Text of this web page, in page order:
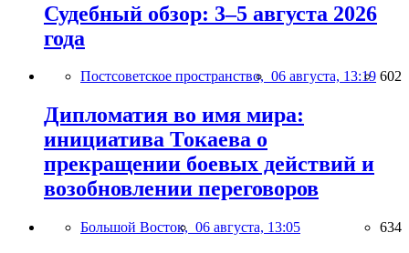
Судебный обзор: 3–5 августа 2026
года
Постсоветское пространство, 06 августа, 13:19 602
Дипломатия во имя мира:
инициатива Токаева о
прекращении боевых действий и
возобновлении переговоров
Большой Восток, 06 августа, 13:05 634